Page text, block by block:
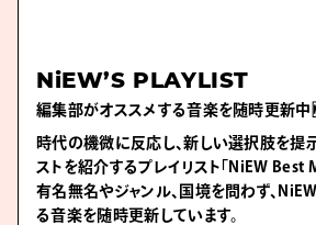
NiEW’S PLAYLIST
編集部がオススメする音楽を随時更新中
時代の機微に反応し、新しい選択肢を提
ストを紹介するプレイリスト「NiEW Best
有名無名やジャンル、国境を問わず、
る音楽を随時更新しています。